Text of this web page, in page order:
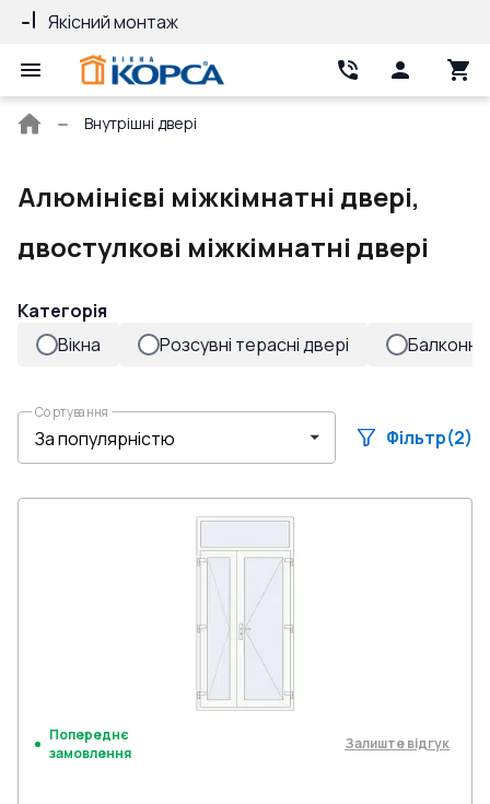
Якісний монтаж
Головна
Внутрішні двері
Алюмінієві міжкімнатні двері,
двостулкові міжкімнатні двері
Категорія
Вікна
Розсувні терасні двері Балконні
Сортування
Фільтр(2)
Попереднє
замовлення
Залиште відгук